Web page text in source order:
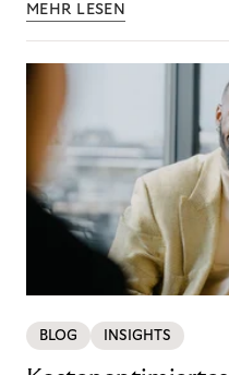
MEHR LESEN
BLOG INSIGHTS